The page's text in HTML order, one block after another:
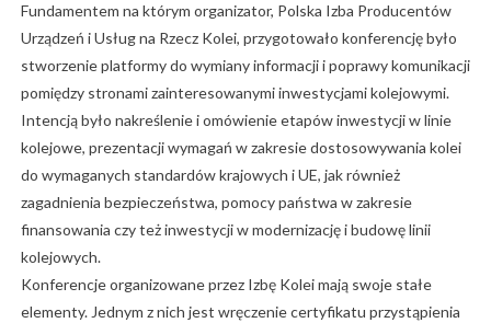
Fundamentem na którym organizator, Polska Izba Producentów
Urządzeń i Usług na Rzecz Kolei, przygotowało konferencję było
stworzenie platformy do wymiany informacji i poprawy komunikacji
pomiędzy stronami zainteresowanymi inwestycjami kolejowymi.
Intencją było nakreślenie i omówienie etapów inwestycji w linie
kolejowe, prezentacji wymagań w zakresie dostosowywania kolei
do wymaganych standardów krajowych i UE, jak również
zagadnienia bezpieczeństwa, pomocy państwa w zakresie
finansowania czy też inwestycji w modernizację i budowę linii
kolejowych.
Konferencje organizowane przez Izbę Kolei mają swoje stałe
elementy. Jednym z nich jest wręczenie certyfikatu przystąpienia